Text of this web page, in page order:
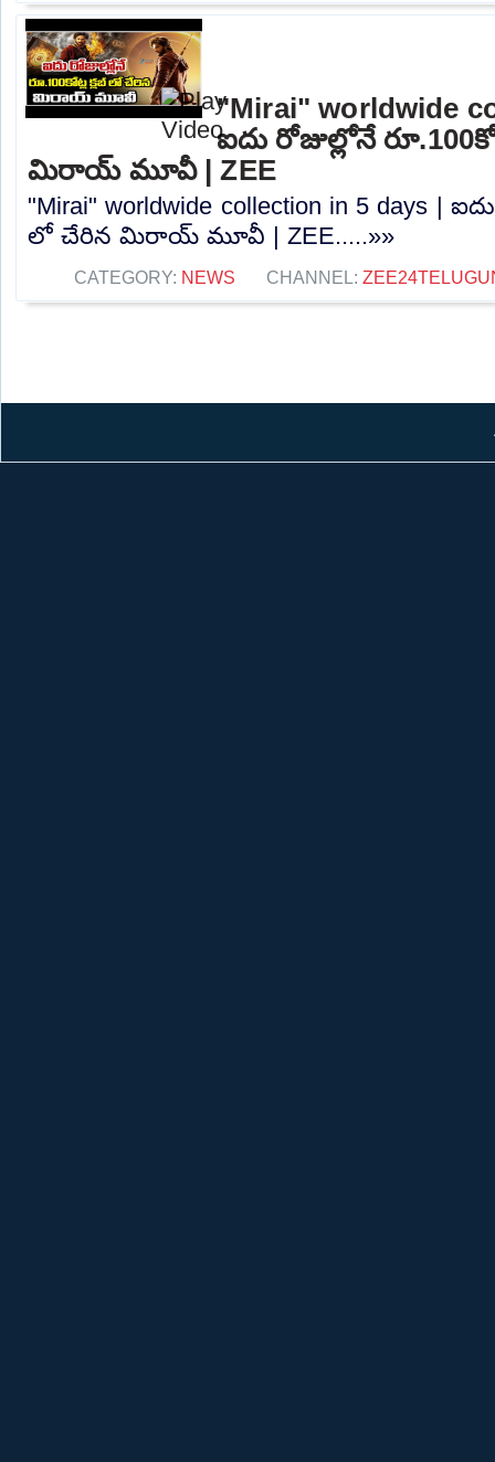
"Mirai" worldwide
ఐదు రోజుల్లోనే
మిరాయ్ మూవీ | ZEE
"Mirai" worldwide collection in 5 days |
లో చేరిన మిరాయ్ మూవీ | ZEE.....»»
CATEGORY: NEWS CHANNEL: